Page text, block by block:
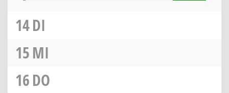
14DI
15MI
16DO